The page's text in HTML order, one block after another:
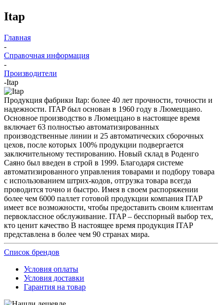
Itap
Главная
-
Справочная информация
-
Производители
-Itap
Продукция фабрики Itap: более 40 лет прочности, точности и
надежности. ITAP был основан в 1960 году в Люмеццано.
Основное производство в Люмеццано в настоящее время
включает 63 полностью автоматизированных
производственные линии и 25 автоматических сборочных
цехов, после которых 100% продукции подвергается
заключительному тестированию. Новый склад в Роденго
Саяно был введен в строй в 1999. Благодаря системе
автоматизированного управления товарами и подбору товара
с использованием штрих-кодов, отгрузка товара всегда
проводится точно и быстро. Имея в своем распоряжении
более чем 6000 паллет готовой продукции компания ITAP
имеет все возможности, чтобы предоставить своим клиентам
первоклассное обслуживание. ITAP – бесспорный выбор тех,
кто ценит качество В настоящее время продукция ITAP
представлена в более чем 90 странах мира.
Список брендов
Условия оплаты
Условия доставки
Гарантия на товар